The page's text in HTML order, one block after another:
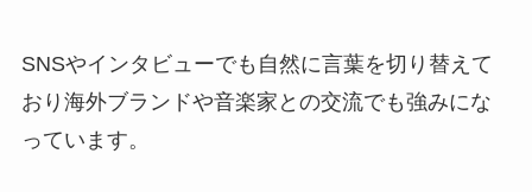
SNSやインタビューでも自然に言葉を切り替えて
おり海外ブランドや音楽家との交流でも強みにな
っています。